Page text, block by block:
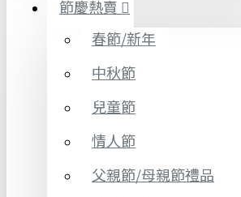
節慶熱賣
春節/新年
中秋節
兒童節
情人節
父親節/母親節禮品